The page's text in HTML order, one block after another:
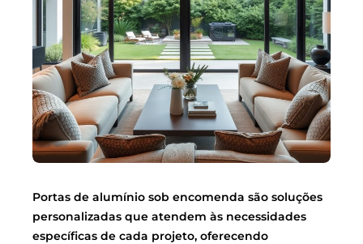
Portas de alumínio sob encomenda são soluções
personalizadas que atendem às necessidades
específicas de cada projeto, oferecendo